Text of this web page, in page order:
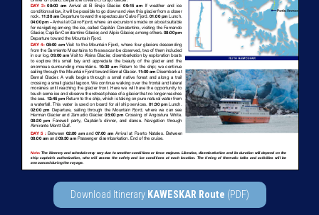
Download Itinerary KAWESKAR Route (PDF)